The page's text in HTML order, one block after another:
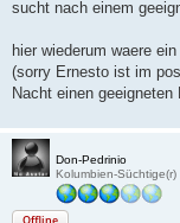
sucht nach einem
hier wiederum waere
(sorry Ernesto ist im
Nacht einen
Don-Pedrinio
Kolumbien-Süchtige(r)